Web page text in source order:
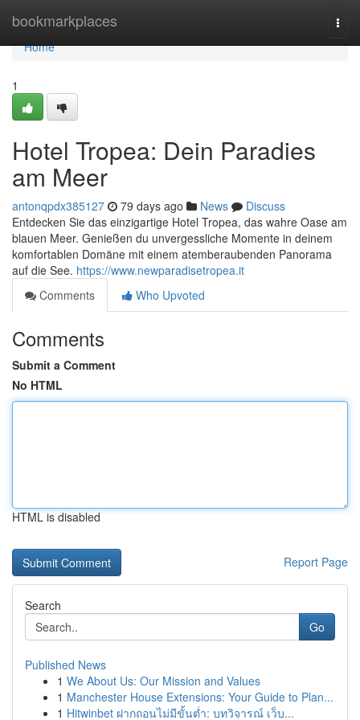
bookmarkplaces
Home
Home
1
Hotel Tropea: Dein Paradies
am Meer
antonqpdx385127 79 days ago News
Discuss
Entdecken Sie das einzigartige Hotel Tropea, das wahre Oase am
blauen Meer. Genießen du unvergessliche Momente in deinem
komfortablen Domäne mit einem atemberaubenden Panorama
auf die See. https://www.newparadisetropea.it
Comments
Who Upvoted
Comments
Submit a Comment
No HTML
HTML is disabled
Report Page
Search
Go
Published News
1 We About Us: Our Mission and Values
1 Manchester House Extensions: Your Guide to Plan...
1 Hitwinbet ฝากถอนไม่มีขั้นต่ำ: บทวิจารณ์ เว็บ...